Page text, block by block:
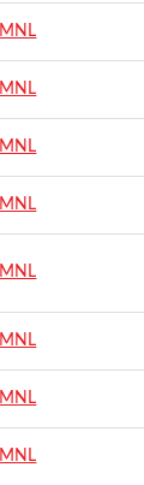
MNL
MNL
MNL
MNL
MNL
MNL
MNL
MNL